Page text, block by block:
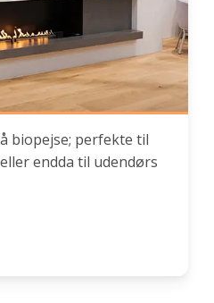
biopejse; perfekte til
endda til udendørs